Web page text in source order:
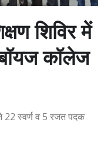
शिविर में
कॉलेज
22 स्वर्ण व 5 रजत पदक